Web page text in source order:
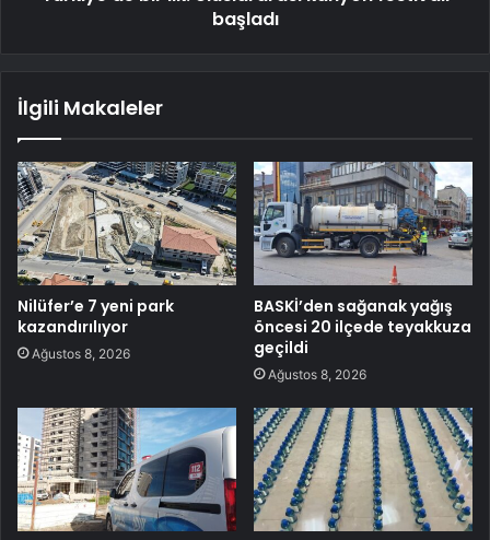
başladı
İlgili Makaleler
Nilüfer’e 7 yeni park
kazandırılıyor
Ağustos 8, 2026
BASKİ’den sağanak yağış
öncesi 20 ilçede teyakkuza
geçildi
Ağustos 8, 2026